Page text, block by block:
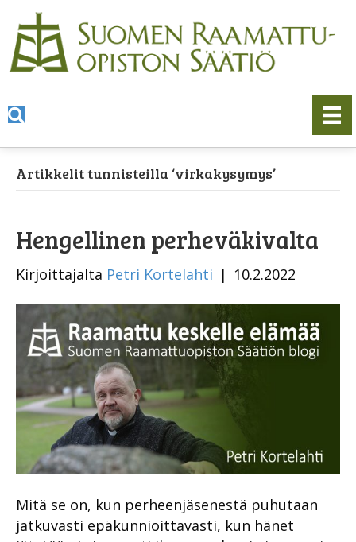
Artikkelit tunnisteilla ‘virkakysymys’
Hengellinen perheväkivalta
Kirjoittajalta Petri Kortelahti | 10.2.2022
Mitä se on, kun perheenjäsenestä puhutaan
jatkuvasti epäkunnioittavasti, kun hänet